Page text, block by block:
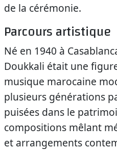
de la cérémonie.
Parcours artistique
Né en 1940 à
Doukkali était une
musique marocaine
plusieurs générations
puisées dans le
compositions mêlant
et arrangements